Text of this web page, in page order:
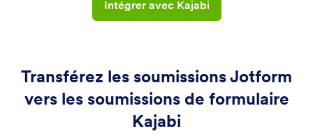
Intégrer avec Kajabi
Transférez les soumissions Jotform
vers les soumissions de formulaire
Kajabi